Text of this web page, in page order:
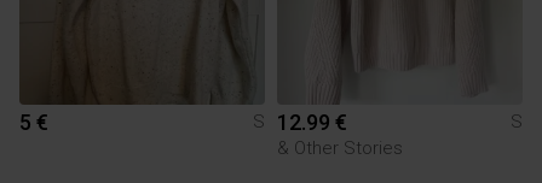
5 € S 12.99 €
S
& Other Stories